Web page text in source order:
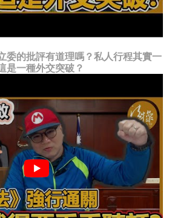
委的批評有道理嗎？私人行程其實一
是一種外交突破？